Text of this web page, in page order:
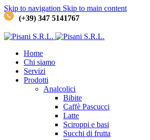
Skip to navigation Skip to main content
(+39) 347 5141767
Home
Chi siamo
Servizi
Prodotti
Analcolici
Bibite
Caffè Pascucci
Latte
Sciroppi e basi
Succhi di frutta